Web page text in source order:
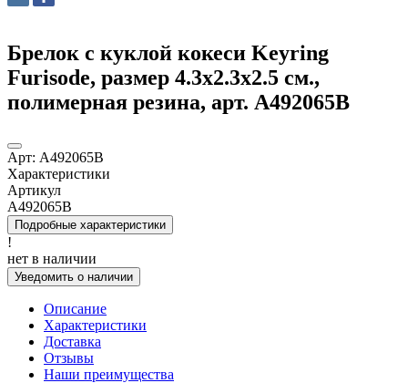
Брелок с куклой кокеси Keyring
Furisode, размер 4.3х2.3х2.5 см.,
полимерная резина, арт. A492065B
Арт: A492065B
Характеристики
Артикул
A492065B
Подробные характеристики
!
нет в наличии
Уведомить о наличии
Описание
Характеристики
Доставка
Отзывы
Наши преимущества